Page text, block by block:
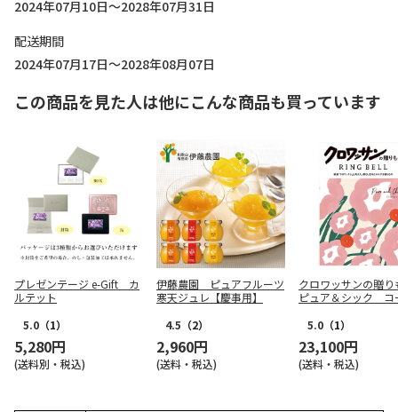
2024年07月10日～2028年07月31日
配送期間
2024年07月17日～2028年08月07日
この商品を見た人は他にこんな商品も買っています
プレゼンテージ e-Gift カ
ルテット
5.0 （1）
5,280円
(送料別・税込)
伊藤農園 ピュアフルーツ
寒天ジュレ【慶事用】
4.5 （2）
2,960円
(送料・税込)
クロワッサンの贈
ピュア＆シック コ
5.0 （1）
23,100円
(送料・税込)